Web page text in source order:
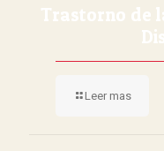
Trastorno de
Leer mas